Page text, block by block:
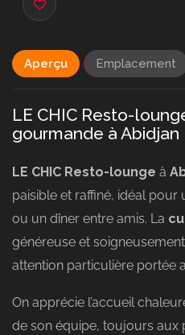
Aperçu Emplacement
LE CHIC Resto-
gourmande à Abidjan
LE CHIC Resto-lounge à
paisible et raffiné, idéal
ou un dîner entre amis. La
généreuse et
attention particulière portée
On apprécie l’accueil
de son équipe, toujours aux